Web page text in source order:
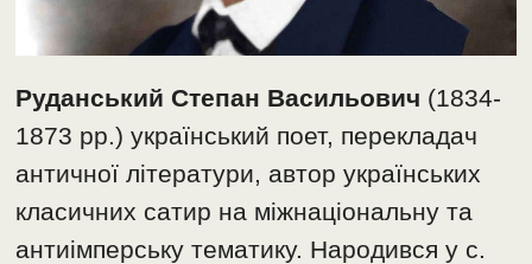
Руданський Степан Васильович (1834-
1873 рр.) український поет, перекладач
античної літератури, автор українських
класичних сатир на міжнаціональну та
антиімперську тематику. Народився у с.